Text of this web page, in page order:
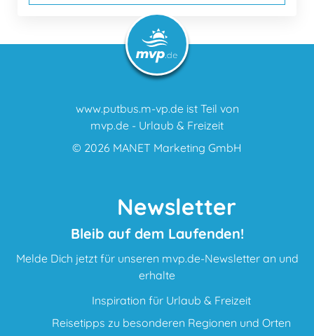
www.putbus.m-vp.de ist Teil von
mvp.de - Urlaub & Freizeit
© 2026 MANET Marketing GmbH
Newsletter
Bleib auf dem Laufenden!
Melde Dich jetzt für unseren mvp.de-Newsletter an und
erhalte
Inspiration für Urlaub & Freizeit
Reisetipps zu besonderen Regionen und Orten